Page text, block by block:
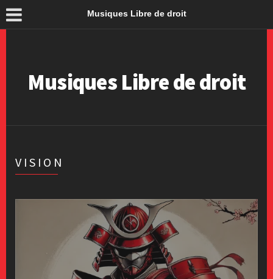
Musiques Libre de droit
Musiques Libre de droit
VISION